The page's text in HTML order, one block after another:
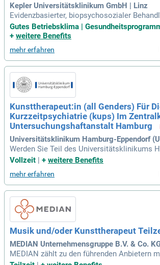
Kepler Universitätsklinikum GmbH | Linz
Evidenzbasierter, biopsychosozialer
nterdisziplinäre Zusammenarbeit im Team
sycholog Innen, Psychotherapeut Innen,
ter Innen und Pflegepersonal
Gutes Betriebsklima |
+ weitere Benefits
mehr erfahren
Kunsttherapeut:in (all Genders) Für
Kurzzeitpsychiatrie (kups) Im
Untersuchungshaftanstalt Hamburg
Universitätsklinikum Hamburg-Eppendorf
Werden Sie Teil des Universitätsklinikums
orf! Bringen Sie Ihre Expertise in Forschung
zu gestalten. Bewerben Sie sich jetzt für
möglichkeiten!
Vollzeit | + weitere Benefits
mehr erfahren
Musik und/oder Kunsttherapeut
MEDIAN Unternehmensgruppe B.V. & Co.
MEDIAN zählt zu den führenden Anbietern